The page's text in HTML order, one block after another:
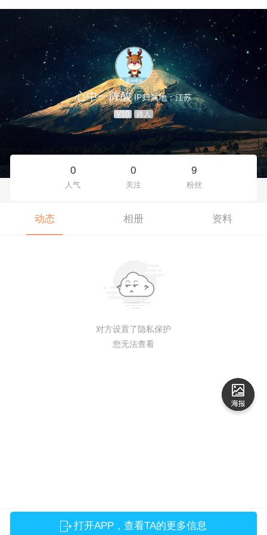
心中一阵酸 IP归属地：江苏
V10 路人
0
人气
0
关注
9
粉丝
动态 相册 资料
对方设置了隐私保护
您无法查看
打开APP，查看TA的更多信息